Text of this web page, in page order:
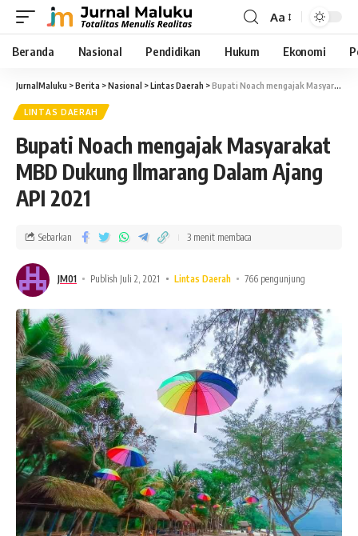
Aa
Beranda Nasional Pendidikan Hukum Ekonomi
JurnalMaluku >Berita >Nasional >Lintas Daerah >Bupati Noach mengajak Masyarakat MBD Dukung Ilmarang Dalam Ajang API 2021
LINTAS DAERAH
Bupati Noach mengajak Masyarakat
MBD Dukung Ilmarang Dalam Ajang
API 2021
JM01 Publish Juli 2, 2021 Lintas Daerah 766 pengunjung
Sebarkan 3 menit membaca